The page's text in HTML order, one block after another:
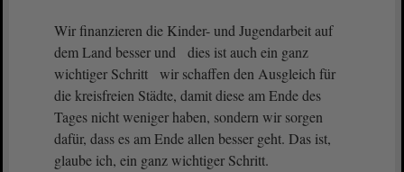
Wir finanzieren die Kinder- und Jugendarbeit auf
dem Land besser und dies ist auch ein ganz
wichtiger Schritt wir schaffen den Ausgleich für
die kreisfreien Städte, damit diese am Ende des
Tages nicht weniger haben, sondern wir sorgen
dafür, dass es am Ende allen besser geht. Das ist,
glaube ich, ein ganz wichtiger Schritt.